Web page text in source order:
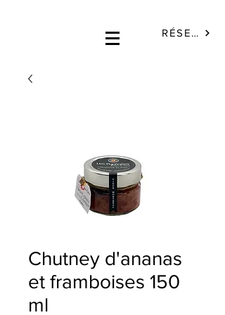
RÉSERVÉ
Chutney d'ananas
et framboises 150
ml